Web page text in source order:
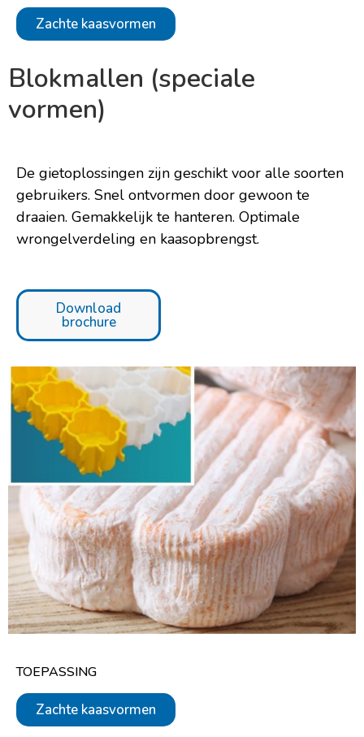
Zachte kaasvormen
Blokmallen (speciale
vormen)
De gietoplossingen zijn geschikt voor alle soorten
gebruikers. Snel ontvormen door gewoon te
draaien. Gemakkelijk te hanteren. Optimale
wrongelverdeling en kaasopbrengst.
Download
brochure
TOEPASSING
Zachte kaasvormen